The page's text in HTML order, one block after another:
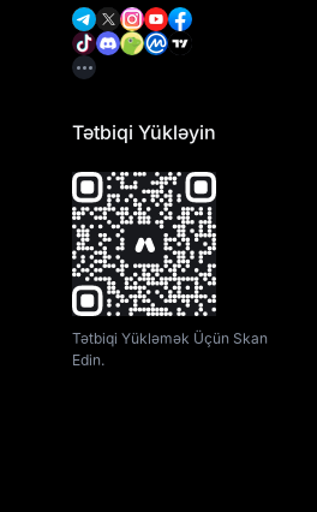
Tətbiqi Yükləyin
Tətbiqi Yükləmək Üçün Skan
Edin.